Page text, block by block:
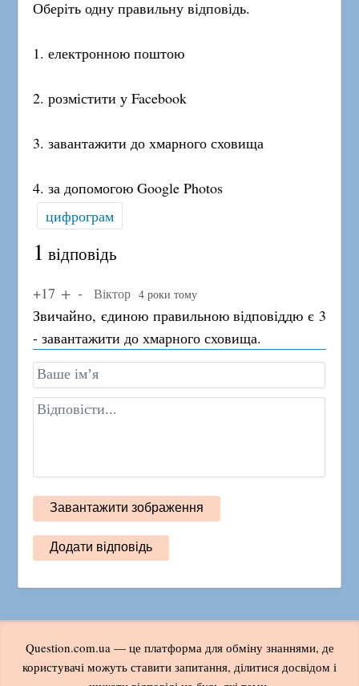
Оберіть одну правильну відповідь.
1. електронною поштою
2. розмістити у Facebook
3. завантажити до хмарного сховища
4. за допомогою Google Photos
цифрограм
1 відповідь
+17 Віктор 4 роки тому
Звичайно, єдиною правильною відповіддю є 3
- завантажити до хмарного сховища.
Question.com.ua — це платформа для обміну знаннями, де
користувачі можуть ставити запитання, ділитися досвідом і